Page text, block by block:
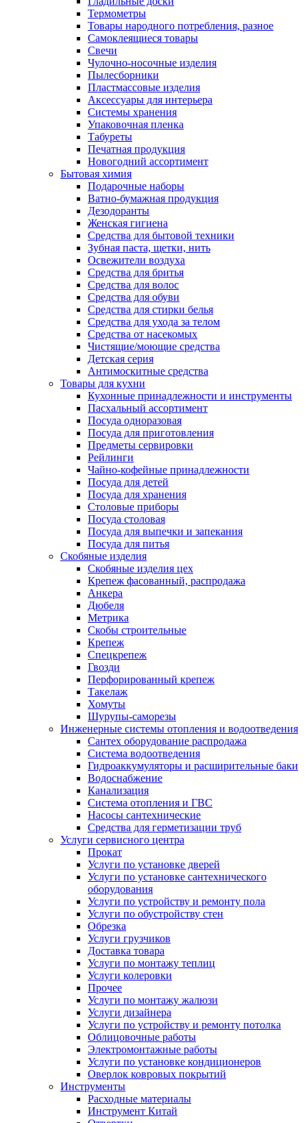
Термометры
Товары народного потребления, разное
Самоклеящиеся товары
Свечи
Чулочно-носочные изделия
Пылесборники
Пластмассовые изделия
Аксессуары для интерьера
Системы хранения
Упаковочная пленка
Табуреты
Печатная продукция
Новогодний ассортимент
Бытовая химия
Подарочные наборы
Ватно-бумажная продукция
Дезодоранты
Женская гигиена
Средства для бытовой техники
Зубная паста, щетки, нить
Освежители воздуха
Средства для бритья
Средства для волос
Средства для обуви
Средства для стирки белья
Средства для ухода за телом
Средства от насекомых
Чистящие/моющие средства
Детская серия
Антимоскитные средства
Товары для кухни
Кухонные принадлежности и инструменты
Пасхальный ассортимент
Посуда одноразовая
Посуда для приготовления
Предметы сервировки
Рейлинги
Чайно-кофейные принадлежности
Посуда для детей
Посуда для хранения
Столовые приборы
Посуда столовая
Посуда для выпечки и запекания
Посуда для питья
Скобяные изделия
Скобяные изделия цех
Крепеж фасованный, распродажа
Анкера
Дюбеля
Метрика
Скобы строительные
Крепеж
Спецкрепеж
Гвозди
Перфорированный крепеж
Такелаж
Хомуты
Шурупы-саморезы
Инженерные системы отопления и водоотведения
Сантех оборудование распродажа
Система водоотведения
Гидроаккумуляторы и расширительные баки
Водоснабжение
Канализация
Система отопления и ГВС
Насосы сантехнические
Средства для герметизации труб
Услуги сервисного центра
Прокат
Услуги по установке дверей
Услуги по установке сантехнического
оборудования
Услуги по устройству и ремонту пола
Услуги по обустройству стен
Обрезка
Услуги грузчиков
Доставка товара
Услуги по монтажу теплиц
Услуги колеровки
Прочее
Услуги по монтажу жалюзи
Услуги дизайнера
Услуги по устройству и ремонту потолка
Облицовочные работы
Электромонтажные работы
Услуги по установке кондиционеров
Оверлок ковровых покрытий
Инструменты
Расходные материалы
Инструмент Китай